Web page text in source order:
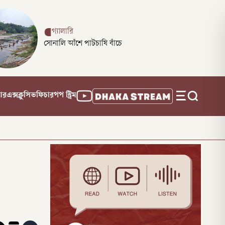
গ্যালারি
সোনালি আঁশে পাটচাষি বাঁচে
এক্সক্লুসিভফিচারপপ স্ট্রিম